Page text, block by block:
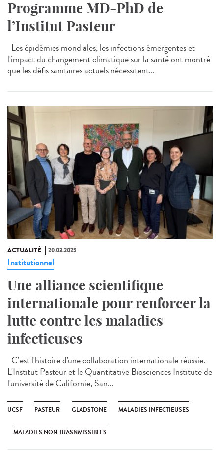
Programme MD-PhD de
l’Institut Pasteur
Les épidémies mondiales, les infections émergentes et
l'impact du changement climatique sur la santé ont montré
que les défis sanitaires actuels nécessitent...
ACTUALITÉ 20.03.2025
Institutionnel
Une alliance scientifique
internationale pour renforcer la
lutte contre les maladies
infectieuses
C’est l'histoire d'une collaboration internationale réussie.
L'Institut Pasteur et le Quantitative Biosciences Institute de
l'université de Californie, San...
UCSF PASTEUR GLADSTONE MALADIES INFECTIEUSES
MALADIES NON TRASNMISSIBLES